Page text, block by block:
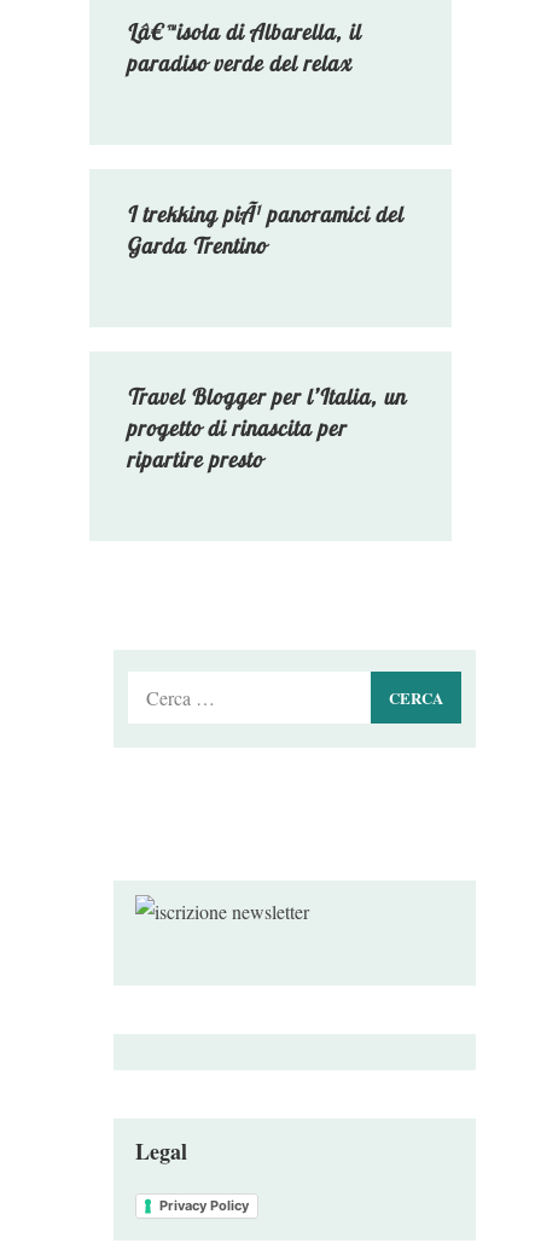
Lâ€™isola di Albarella, il
paradiso verde del relax
I trekking piÃ¹ panoramici del
Garda Trentino
Travel Blogger per l’Italia, un
progetto di rinascita per
ripartire presto
Ricerca
per:
Legal
Privacy Policy